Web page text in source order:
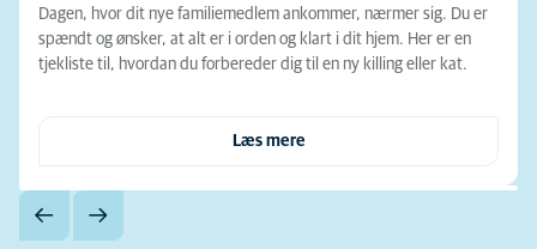
Dagen, hvor dit nye familiemedlem ankommer, nærmer sig. Du er
spændt og ønsker, at alt er i orden og klart i dit hjem. Her er en
tjekliste til, hvordan du forbereder dig til en ny killing eller kat.
Læs mere